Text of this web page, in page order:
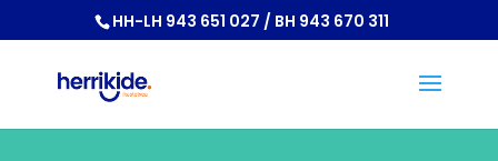
HH-LH 943 651 027 / BH 943 670 311